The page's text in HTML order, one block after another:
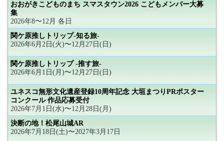
おおがきこどものまち スマスタウン2026 こどもメンバー大募
集
2026年8〜12月 各日
関ケ原推しトリップ-知る旅-
2026年6月2日(火)〜12月27日(日)
関ケ原推しトリップ -推す旅-
2026年6月1日(月)〜12月27日(日)
ユネスコ無形文化遺産登録10周年記念 大垣まつりPRポスター
コンクール 作品応募受付
2026年7月1日(水)〜12月28日(月)
決断の地！松尾山城AR
2026年7月18日(土)〜2027年3月17日